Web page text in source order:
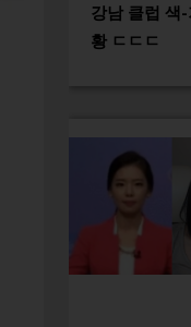
강남 클럽 색
황 ㄷㄷㄷ